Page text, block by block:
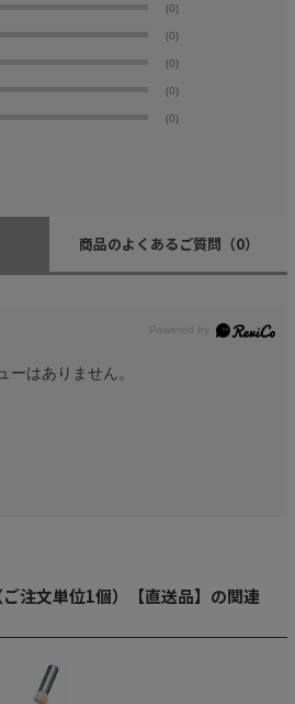
(0)
(0)
(0)
(0)
(0)
商品のよくあるご質問 （0）
ーはありません。
注文単位1個）【直送品】の関連